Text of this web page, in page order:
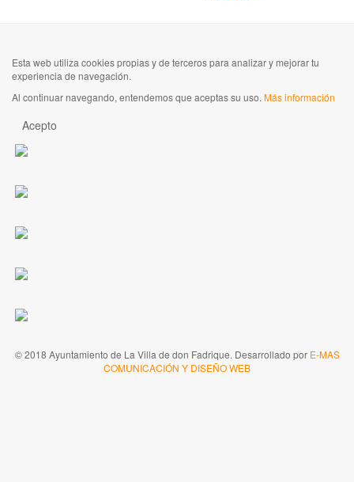
Esta web utiliza cookies propias y de terceros para analizar y mejorar tu
experiencia de navegación.
Al continuar navegando, entendemos que aceptas su uso. Más información
Acepto
© 2018 Ayuntamiento de La Villa de don Fadrique. Desarrollado por E-MAS
COMUNICACIÓN Y DISEÑO WEB